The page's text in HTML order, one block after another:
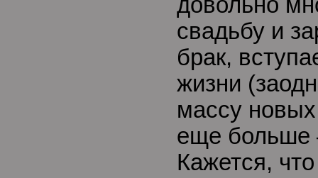
свадьбу и
брак,
жизни
массу
еще больше
Кажется,